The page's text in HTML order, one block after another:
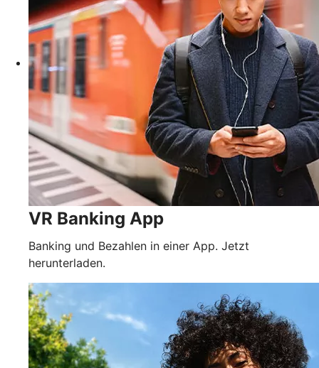
VR Banking App
Banking und Bezahlen in einer App. Jetzt
herunterladen.